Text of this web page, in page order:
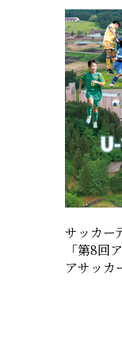
サッカー
「第8回
アサッカ